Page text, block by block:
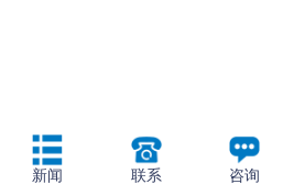
新闻 联系 咨询